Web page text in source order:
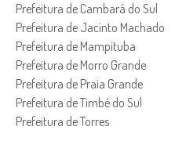
Prefeitura de Cambará do Sul
Prefeitura de Jacinto Machado
Prefeitura de Mampituba
Prefeitura de Morro Grande
Prefeitura de Praia Grande
Prefeitura de Timbé do Sul
Prefeitura de Torres